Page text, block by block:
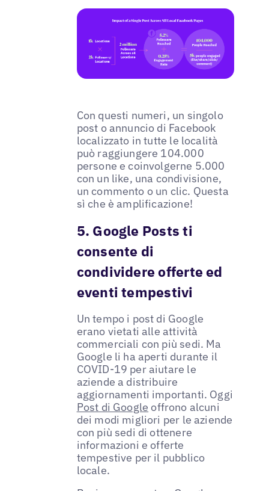
Con questi numeri, un singolo
post o annuncio di Facebook
localizzato in tutte le località
può raggiungere 104.000
persone e coinvolgerne 5.000
con un like, una condivisione,
un commento o un clic. Questa
sì che è amplificazione!
5. Google Posts ti
consente di
condividere offerte ed
eventi tempestivi
Un tempo i post di Google
erano vietati alle attività
commerciali con più sedi. Ma
Google li ha aperti durante il
COVID-19 per aiutare le
aziende a distribuire
aggiornamenti importanti. Oggi
Post di Google offrono alcuni
dei modi migliori per le aziende
con più sedi di ottenere
informazioni e offerte
tempestive per il pubblico
locale.